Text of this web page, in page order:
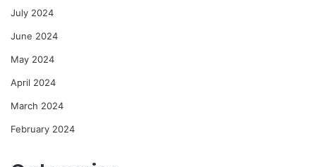
July 2024
June 2024
May 2024
April 2024
March 2024
February 2024